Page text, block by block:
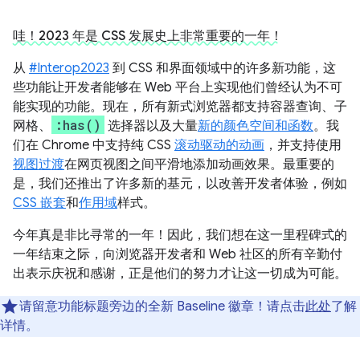
哇！2023 年是 CSS 发展史上非常重要的一年！
从 #Interop2023 到 CSS 和界面领域中的许多新功能，这
些功能让开发者能够在 Web 平台上实现他们曾经认为不可
能实现的功能。现在，所有新式浏览器都支持容器查询、子
网格、
:has() 选择器以及大量新的颜色空间和函数。我
们在 Chrome 中支持纯 CSS 滚动驱动的动画 ，并支持使用
视图过渡在网页视图之间平滑地添加动画效果。最重要的
是，我们还推出了许多新的基元，以改善开发者体验，例如
CSS 嵌套和作用域样式。
今年真是非比寻常的一年！因此，我们想在这一里程碑式的
一年结束之际，向浏览器开发者和 Web 社区的所有辛勤付
出表示庆祝和感谢，正是他们的努力才让这一切成为可能。
请留意功能标题旁边的全新 Baseline 徽章！请点击此处了解
详情。